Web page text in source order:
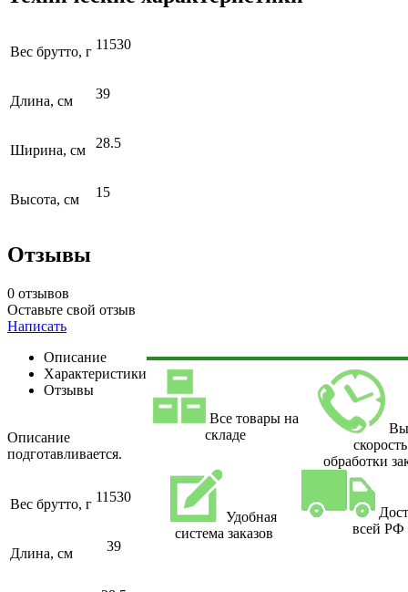
Вес брутто, г 11530
Длина, см 39
Ширина, см 28.5
Высота, см 15
Отзывы
0 отзывов
Оставьте свой отзыв
Написать
Описание
Характеристики
Отзывы
Описание
подготавливается.
Вес брутто, г 11530
Длина, см 39
Все товары на
складе
скорость
обработки
Удобная
система заказов
всей РФ